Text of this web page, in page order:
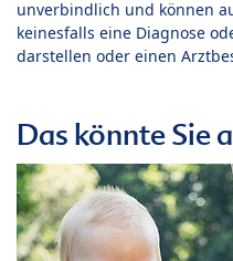
unverbindlich und können
keinesfalls eine Diagnose
darstellen oder einen
Das könnte Sie